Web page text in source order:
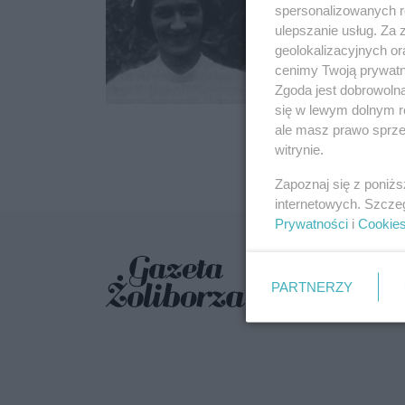
MARIA
16.02.2018
spersonalizowanych
ulepszanie usług.
geolokalizacyjnych
cenimy Twoją
Zgoda jest
się w lewym dolnym
ale masz prawo
witrynie.
Zapoznaj się z
internetowych.
Prywatności i Cookies
PARTNERZY